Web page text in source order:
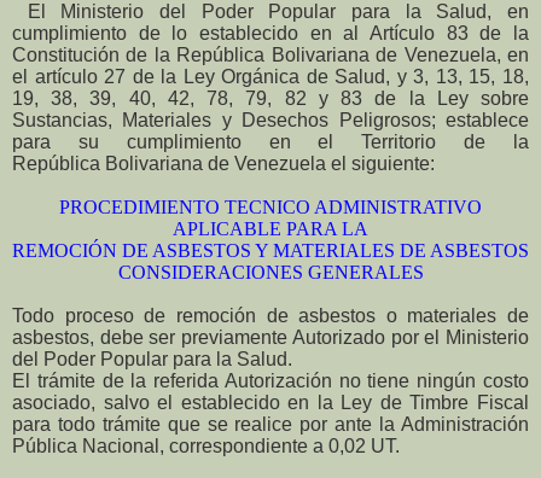
El Ministerio del Poder Popular para la Salud, en
cumplimiento de lo establecido en al Artículo 83 de la
Constitución de la República Bolivariana de Venezuela, en
el artículo 27 de la Ley Orgánica de Salud, y 3, 13, 15, 18,
19, 38, 39, 40, 42, 78, 79, 82 y 83 de la Ley sobre
Sustancias, Materiales y Desechos Peligrosos; establece
para su cumplimiento en el Territorio de la
República Bolivariana de Venezuela el siguiente:
PROCEDIMIENTO TECNICO ADMINISTRATIVO
APLICABLE PARA LA
REMOCIÓN DE ASBESTOS Y MATERIALES DE ASBESTOS
CONSIDERACIONES GENERALES
Todo proceso de remoción de asbestos o materiales de
asbestos, debe ser previamente Autorizado por el Ministerio
del Poder Popular para la Salud.
El trámite de la referida Autorización no tiene ningún costo
asociado, salvo el establecido en la Ley de Timbre Fiscal
para todo trámite que se realice por ante la Administración
Pública Nacional, correspondiente a 0,02 UT.